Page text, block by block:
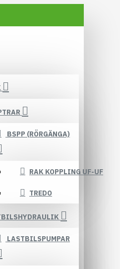
BSPP (RÖRGÄNGA)
RAK KOPPLING UF-UF
TREDO
LASTBILSPUMPAR